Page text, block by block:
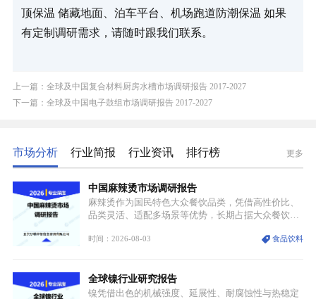
顶保温 储藏地面、泊车平台、机场跑道防潮保温 如果
有定制调研需求，请随时跟我们联系。
上一篇：全球及中国复合材料厨房水槽市场调研报告 2017-2027
下一篇：全球及中国电子鼓组市场调研报告 2017-2027
市场分析 行业简报 行业资讯 排行榜 更多
中国麻辣烫市场调研报告
麻辣烫作为国民特色大众餐饮品类，凭借高性价比、
品类灵活、适配多场景等优势，长期占据大众餐饮重
型，叠加消费需求升级、线上流量变革、新零售业态
特点，在消费、创业、政策、技术多重驱动下，依旧
具备强劲的发展活力。
时间：2026-08-03 食品饮料
全球镍行业研究报告
镍凭借出色的机械强度、延展性、耐腐蚀性与热稳定